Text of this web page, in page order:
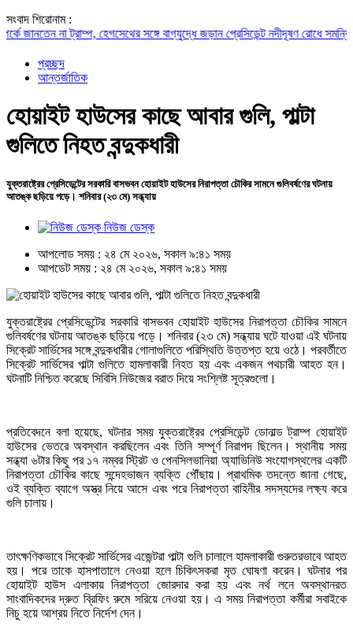
সংবাদ শিরোনাম :
না ট্রাম্প, হেগসেথের সঙ্গে বাগ্‌যুদ্ধে জড়ান প্রেসিডেন্টনদীদূষণ রোধে সমন্বিত
প্রচ্ছদ
আন্তর্জাতিক
হোয়াইট হাউসের কাছে আবার গুলি, পাল্টা
গুলিতে নিহত বন্দুকধারী
যুক্তরাষ্ট্রের প্রেসিডেন্টের সরকারি বাসভবন হোয়াইট হাউসের নিরাপত্তা চৌকির সামনে গুলিবর্ষণের ঘটনায়
আতঙ্ক ছড়িয়ে পড়ে। শনিবার (২৩ মে) সন্ধ্যায়
নিউজ ডেস্ক
আপলোড সময় : ২৪ মে ২০২৬, সকাল ৯:৪১ সময়
আপডেট সময় : ২৪ মে ২০২৬, সকাল ৯:৪১ সময়
যুক্তরাষ্ট্রের প্রেসিডেন্টের সরকারি বাসভবন হোয়াইট হাউসের নিরাপত্তা চৌকির সামনে
গুলিবর্ষণের ঘটনায় আতঙ্ক ছড়িয়ে পড়ে। শনিবার (২৩ মে) সন্ধ্যায় ঘটে যাওয়া এই ঘটনায়
সিক্রেট সার্ভিসের সঙ্গে বন্দুকধারীর গোলাগুলিতে পরিস্থিতি উত্তপ্ত হয়ে ওঠে। পরবর্তীতে
সিক্রেট সার্ভিসের পাল্টা গুলিতে হামলাকারী নিহত হয় এবং একজন পথচারী আহত হন।
ঘটনাটি নিশ্চিত করেছে সিবিসি নিউজের বরাত দিয়ে সংশ্লিষ্ট সূত্রগুলো।
প্রতিবেদনে বলা হয়েছে, ঘটনার সময় যুক্তরাষ্ট্রের প্রেসিডেন্ট ডোনাল্ড ট্রাম্প হোয়াইট
হাউসের ভেতরে অবস্থান করছিলেন এবং তিনি সম্পূর্ণ নিরাপদ ছিলেন। স্থানীয় সময়
সন্ধ্যা ৬টার কিছু পর ১৭ নম্বর স্ট্রিট ও পেনসিলভানিয়া অ্যাভিনিউ সংযোগস্থলের একটি
নিরাপত্তা চৌকির কাছে সন্দেহভাজন ব্যক্তি পৌঁছায়। প্রাথমিক তদন্তে জানা গেছে,
ওই ব্যক্তি ব্যাগে অস্ত্র নিয়ে আসে এবং পরে নিরাপত্তা বাহিনীর সদস্যদের লক্ষ্য করে
গুলি চালায়।
তাৎক্ষণিকভাবে সিক্রেট সার্ভিসের এজেন্টরা পাল্টা গুলি চালালে হামলাকারী গুরুতরভাবে আহত
হয়। পরে তাকে হাসপাতালে নেওয়া হলে চিকিৎসকরা মৃত ঘোষণা করেন। ঘটনার পর
হোয়াইট হাউস এলাকায় নিরাপত্তা জোরদার করা হয় এবং নর্থ লনে অবস্থানরত
সাংবাদিকদের দ্রুত ব্রিফিং রুমে সরিয়ে নেওয়া হয়। এ সময় নিরাপত্তা কর্মীরা সবাইকে
নিচু হয়ে আশ্রয় নিতে নির্দেশ দেন।